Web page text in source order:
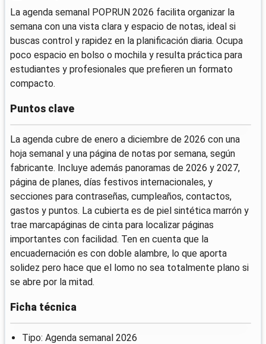
La agenda semanal POPRUN 2026 facilita organizar la
semana con una vista clara y espacio de notas, ideal si
buscas control y rapidez en la planificación diaria. Ocupa
poco espacio en bolso o mochila y resulta práctica para
estudiantes y profesionales que prefieren un formato
compacto.
Puntos clave
La agenda cubre de enero a diciembre de 2026 con una
hoja semanal y una página de notas por semana, según
fabricante. Incluye además panoramas de 2026 y 2027,
página de planes, días festivos internacionales, y
secciones para contraseñas, cumpleaños, contactos,
gastos y puntos. La cubierta es de piel sintética marrón y
trae marcapáginas de cinta para localizar páginas
importantes con facilidad. Ten en cuenta que la
encuadernación es con doble alambre, lo que aporta
solidez pero hace que el lomo no sea totalmente plano si
se abre por la mitad.
Ficha técnica
Tipo: Agenda semanal 2026